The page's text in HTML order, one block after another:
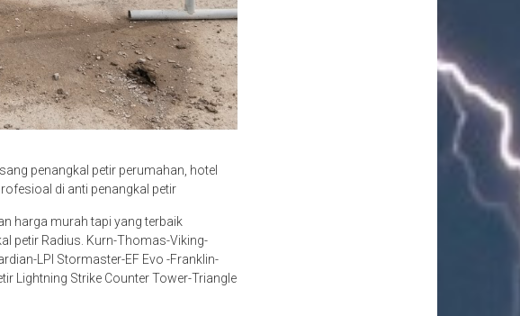
penangkal petir perumahan, hotel
di anti penangkal petir
harga murah tapi yang terbaik
petir Radius. Kurn-Thomas-Viking-
LPI Stormaster-EF Evo -Franklin-
Lightning Strike Counter Tower-Triangle